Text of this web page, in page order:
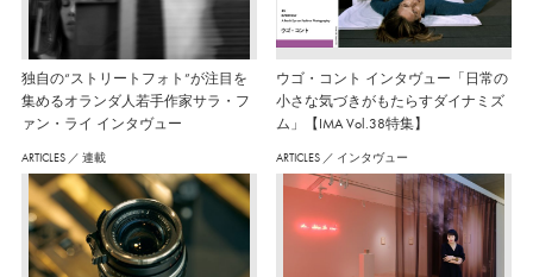
独自の“ストリートフォト”が注目を
集めるオランダ人若手作家サラ・フ
ァン・ライ インタヴュー
ウゴ・コント インタヴュー「日常の
小さな気づきがもたらすダイナミズ
ム」【IMA Vol.38特集】
ARTICLES ／ 連載 ARTICLES ／ インタヴュー